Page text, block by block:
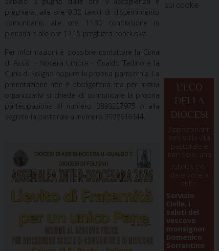
preghiera, alle ore 9.30 tavoli di discernimento
comunitario, alle ore 11.30 condivisione in
plenaria e alle ore 12.15 preghiera conclusiva.
Per informazioni è possibile contattare la Curia
di Assisi – Nocera Umbra – Gualdo Tadino e la
Curia di Foligno oppure la propria parrocchia. La
prenotazione non è obbligatoria ma per motivi
organizzativi si chiede di comunicare la propria
partecipazione al numero 3898227975 o alla
segreteria pastorale al numero 3928616344.
sui cookie
L'ECO
DELLA
DIOCESI
Approfondim
enti sulla vita
pastorale e
non solo, una
rubrica per
dare voce a
tutti.
Servizio
Civile, i
saluti del
vescovo
monsignor
Domenico
Sorrentino